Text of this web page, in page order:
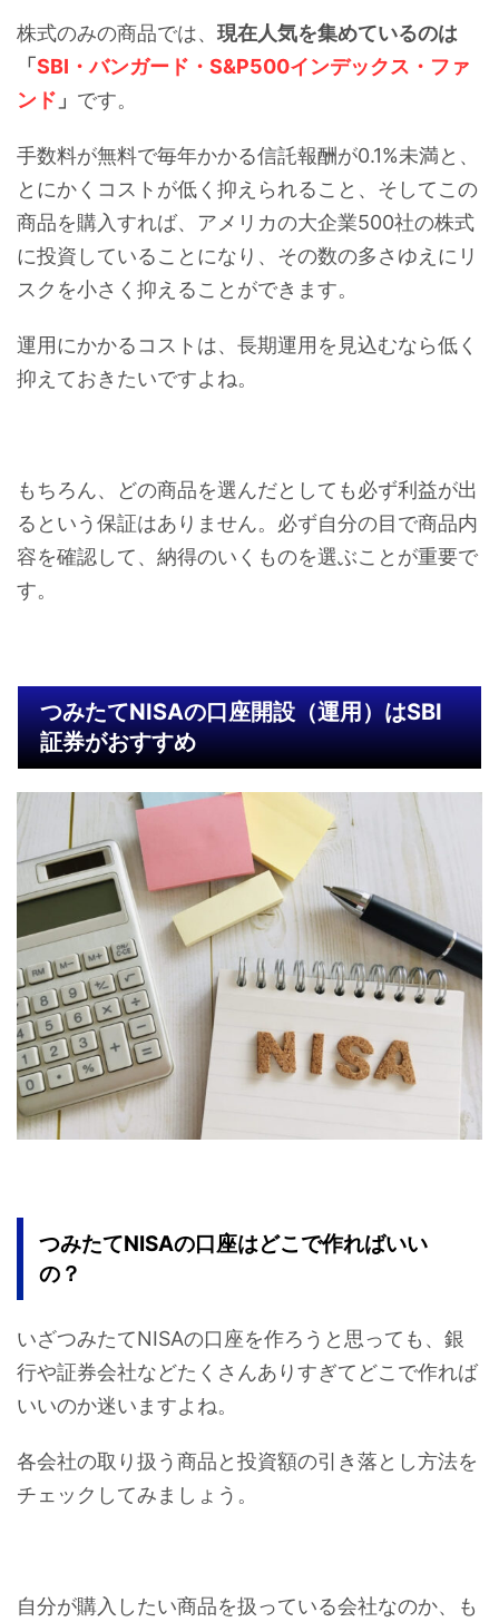
株式のみの商品では、 現在人気を集めているのは
「SBI・バンガード・S&P500インデックス・ファ
ンド 」 です。
手数料が無料で毎年かかる信託報酬が0.1%未満と、
とにかくコストが低く抑えられること、そしてこの
商品を購入すれば、アメリカの大企業500社の株式
に投資していることになり、その数の多さゆえにリ
スクを小さく抑えることができます。
運用にかかるコストは、長期運用を見込むなら低く
抑えておきたいですよね。
もちろん、どの商品を選んだとしても必ず利益が出
るという保証はありません。必ず自分の目で商品内
容を確認して、納得のいくものを選ぶことが重要で
す。
つみたてNISAの口座開設（運用）はSBI
証券がおすすめ
つみたてNISAの口座はどこで作ればいい
の？
いざつみたてNISAの口座を作ろうと思っても、銀
行や証券会社などたくさんありすぎてどこで作れば
いいのか迷いますよね。
各会社の取り扱う商品と投資額の引き落とし方法を
チェックしてみましょう。
自分が購入したい商品を扱っている会社なのか、も